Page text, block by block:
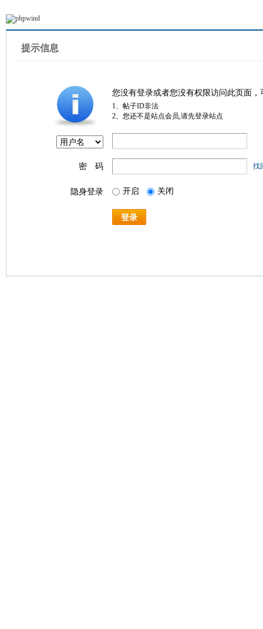
提示信息
您没有登录或者您没有权限访问此页面
1、帖子ID非法
2、您还不是站点会员,请先登录站点
密 码 找
隐身登录 开启 关闭
登录